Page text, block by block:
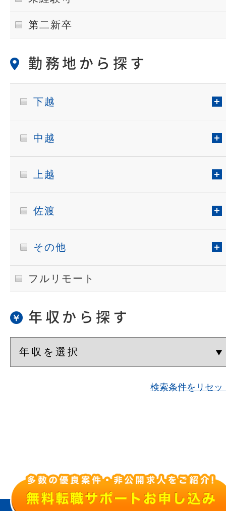
第二新卒
勤務地から探す
下越
中越
上越
佐渡
その他
フルリモート
年収から探す
検索条件をリセッ